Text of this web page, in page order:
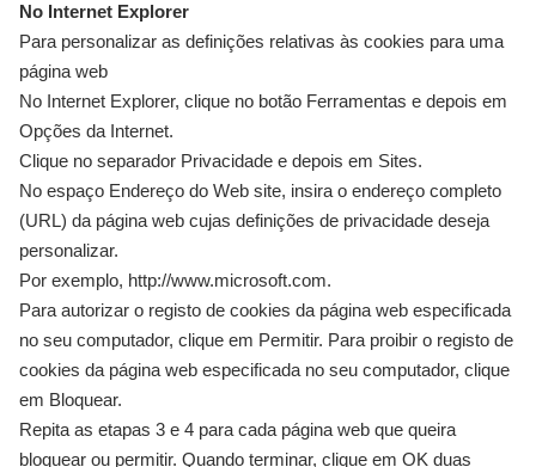
No Internet Explorer
Para personalizar as definições relativas às cookies para uma
página web
No Internet Explorer, clique no botão Ferramentas e depois em
Opções da Internet.
Clique no separador Privacidade e depois em Sites.
No espaço Endereço do Web site, insira o endereço completo
(URL) da página web cujas definições de privacidade deseja
personalizar.
Por exemplo, http://www.microsoft.com.
Para autorizar o registo de cookies da página web especificada
no seu computador, clique em Permitir. Para proibir o registo de
cookies da página web especificada no seu computador, clique
em Bloquear.
Repita as etapas 3 e 4 para cada página web que queira
bloquear ou permitir. Quando terminar, clique em OK duas